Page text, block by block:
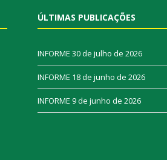
ÚLTIMAS PUBLICAÇÕES
INFORME 30 de julho de 2026
INFORME 18 de junho de 2026
INFORME 9 de junho de 2026